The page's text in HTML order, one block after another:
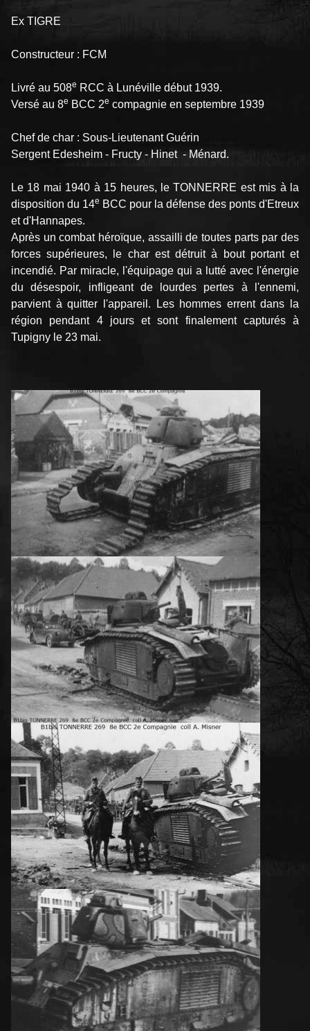
Ex TIGRE
Constructeur : FCM
Livré au 508e RCC à Lunéville début 1939.
Versé au 8e BCC 2e compagnie en septembre 1939
Chef de char : Sous-Lieutenant Guérin
Sergent Edesheim - Fructy - Hinet - Ménard.
Le 18 mai 1940 à 15 heures, le TONNERRE est mis à la
disposition du 14e BCC pour la défense des ponts d'Etreux
et d'Hannapes.
Après un combat héroïque, assailli de toutes parts par des
forces supérieures, le char est détruit à bout portant et
incendié. Par miracle, l'équipage qui a lutté avec l'énergie
du désespoir, infligeant de lourdes pertes à l'ennemi,
parvient à quitter l'appareil. Les hommes errent dans la
région pendant 4 jours et sont finalement capturés à
Tupigny le 23 mai.